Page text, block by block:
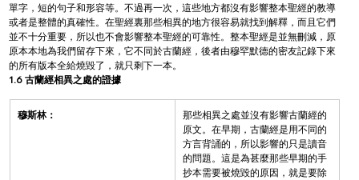
單字，短的句子和形容等。不過再一次，這些地方都沒有影響整本聖經的教導
或者是整體的真確性。在聖經裏那些相異的地方很容易就找到解釋，而且它們
並不十分重要，所以也不會影響整本聖經的可靠性。整本聖經是並無刪減，原
原本本地為我們留存下來，它不同於古蘭經，後者由穆罕默德的密友記錄下來
的所有版本全給燒毀了，就只剩下一本。
1.6 古蘭經相異之處的證據
穆斯林：
那些相異之處並沒有影響古蘭經的
原文。在早期，古蘭經是用不同的
方言背誦的，所以影響的只是讀音
的問題。這是為甚麼那些早期的手
抄本需要被燒毀的原因，就是要除